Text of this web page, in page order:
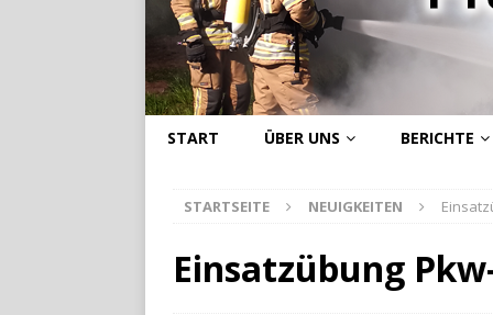
START ÜBER UNS BERICHTE
STARTSEITE NEUIGKEITEN
Einsatzübung